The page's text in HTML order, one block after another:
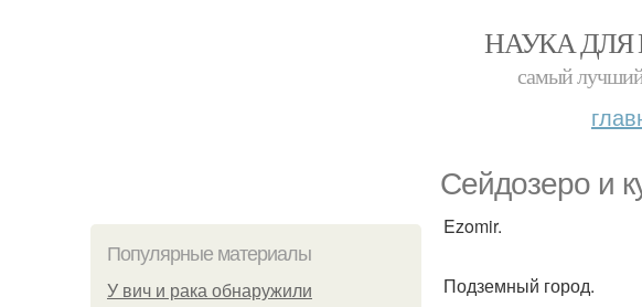
НАУКА
самый
Сейдозеро и
Популярные материалы
У вич и рака обнаружили
Ezomir.
Подземный город.